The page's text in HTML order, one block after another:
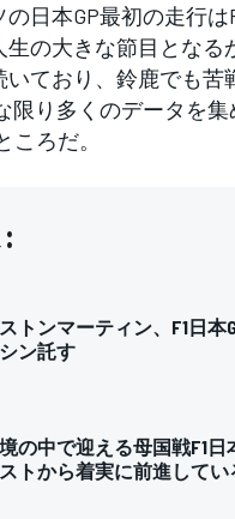
日本GP最初の走行は
の大きな節目となる
ており、鈴鹿でも苦
り多くのデータを
ころだ。
トンマーティン、F1日本
ン託す
の中で迎える母国戦F1
トから着実に前進してい